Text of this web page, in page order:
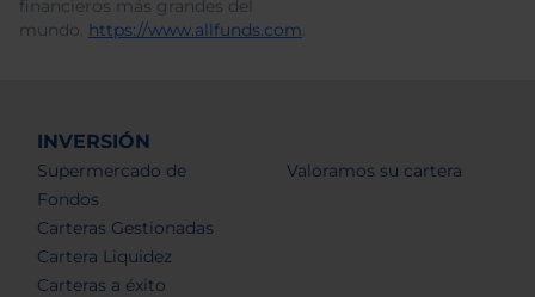
financieros más grandes del
mundo. https://www.allfunds.com.
INVERSIÓN
Supermercado de
Fondos
Carteras Gestionadas
Cartera Liquidez
Carteras a éxito
Valoramos su cartera